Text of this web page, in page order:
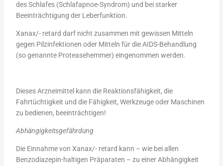
des Schlafes (Schlafapnoe-Syndrom) und bei starker
Beeinträchtigung der Leberfunktion.
Xanax/- retard darf nicht zusammen mit gewissen Mitteln
gegen Pilzinfektionen oder Mitteln für die AIDS-Behandlung
(so genannte Proteasehemmer) eingenommen werden.
Dieses Arzneimittel kann die Reaktionsfähigkeit, die
Fahrtüchtigkeit und die Fähigkeit, Werkzeuge oder Maschinen
zu bedienen, beeinträchtigen!
Abhängigkeitsgefährdung
Die Einnahme von Xanax/- retard kann – wie bei allen
Benzodiazepin-haltigen Präparaten – zu einer Abhängigkeit